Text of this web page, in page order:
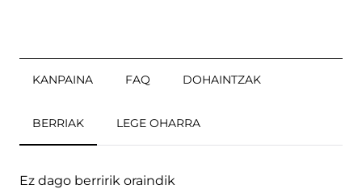
KANPAINA FAQ DOHAINTZAK
BERRIAK LEGE OHARRA
Ez dago berririk oraindik